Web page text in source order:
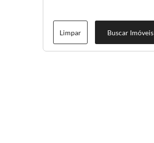
Limpar Buscar Imóveis